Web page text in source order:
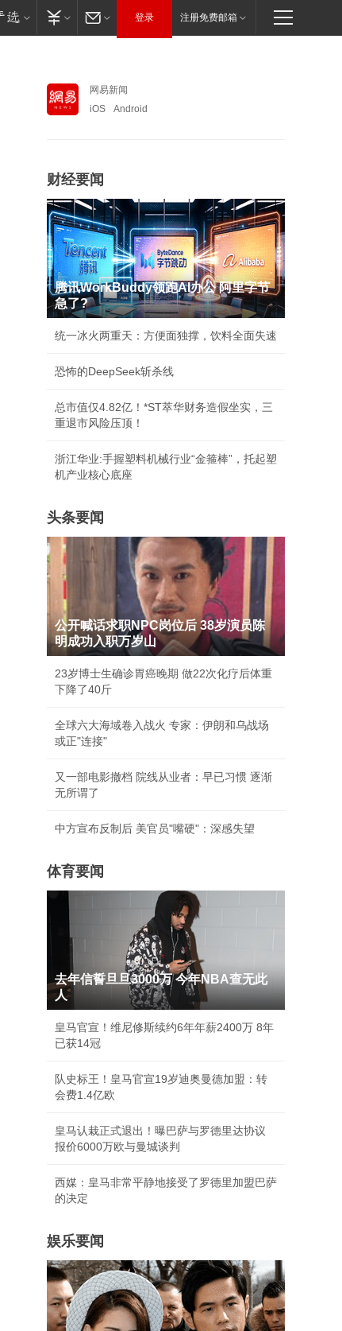
登录 注册免费邮箱
网易新闻
iOS
Android
财经要闻
腾讯WorkBuddy领跑AI办公 阿里字节
急了?
统一冰火两重天：方便面独撑，饮料全面失速
恐怖的DeepSeek斩杀线
总市值仅4.82亿！*ST萃华财务造假坐实，三
重退市风险压顶！
浙江华业:手握塑料机械行业“金箍棒”，托起塑
机产业核心底座
头条要闻
公开喊话求职NPC岗位后 38岁演员陈
明成功入职万岁山
23岁博士生确诊胃癌晚期 做22次化疗后体重
下降了40斤
全球六大海域卷入战火 专家：伊朗和乌战场
或正"连接"
又一部电影撤档 院线从业者：早已习惯 逐渐
无所谓了
中方宣布反制后 美官员"嘴硬"：深感失望
体育要闻
去年信誓旦旦3000万 今年NBA查无此
人
皇马官宣！维尼修斯续约6年年薪2400万 8年
已获14冠
队史标王！皇马官宣19岁迪奥曼德加盟：转
会费1.4亿欧
皇马认栽正式退出！曝巴萨与罗德里达协议
报价6000万欧与曼城谈判
西媒：皇马非常平静地接受了罗德里加盟巴萨
的决定
娱乐要闻